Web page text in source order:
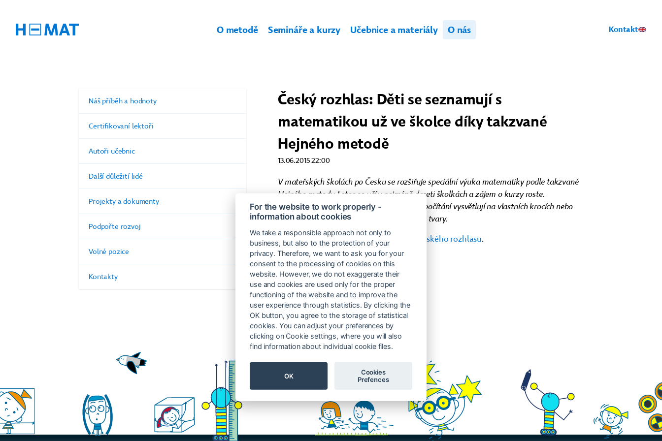
O metodě Semináře a kurzy Učebnice a materiály O nás Kontakt
Náš příběh a hodnoty
Certifikovaní lektoři
Autoři učebnic
Další důležití lidé
Projekty a dokumenty
Podpořte rozvoj
Volné pozice
Kontakty
Český rozhlas: Děti se seznamují s
matematikou už ve školce díky takzvané
Hejného metodě
13.06.2015 22:00
V mateřských školách po Česku se rozšiřuje speciální výuka matematiky podle takzvané
Hejného metody. Letos se učí v nejméně deseti školkách a zájem o kurzy roste.
Předškoláci se neučí číslice, ale učitelky jim počítání vysvětlují na vlastních krocích nebo
šiškách v přírodě. Využívají se i geometrické tvary.
Celý článek je k dispozici nastránkách Českého rozhlasu.
For the website to work properly -
information about cookies
We take a responsible approach not only to
business, but also to the protection of your
privacy. Therefore, we want to ask you for your
consent to the processing of cookies on this
website. However, we do not exaggerate their
use and cookies are used only for the proper
functioning of the website and to improve the
user experience through statistics. By clicking the
OK button, you agree to the storage of statistical
cookies. You can adjust your preferences by
clicking on Cookie settings, where you will also
find information about individual cookie files.
OK
Cookies
Prefences